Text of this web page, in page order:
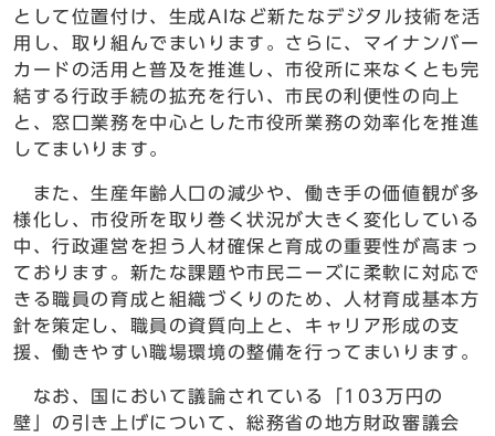
として位置付け、生成AIなど新たなデジタル技術を活
用し、取り組んでまいります。さらに、マイナンバー
カードの活用と普及を推進し、市役所に来なくとも完
結する行政手続の拡充を行い、市民の利便性の向上
と、窓口業務を中心とした市役所業務の効率化を推進
してまいります。
また、生産年齢人口の減少や、働き手の価値観が多
様化し、市役所を取り巻く状況が大きく変化している
中、行政運営を担う人材確保と育成の重要性が高まっ
ております。新たな課題や市民ニーズに柔軟に対応で
きる職員の育成と組織づくりのため、人材育成基本方
針を策定し、職員の資質向上と、キャリア形成の支
援、働きやすい職場環境の整備を行ってまいります。
なお、国において議論されている「103万円の
壁」の引き上げについて、総務省の地方財政審議会